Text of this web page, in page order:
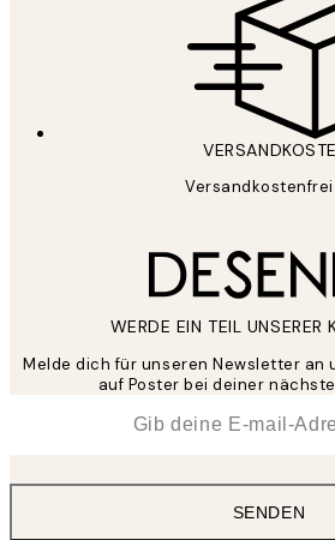
WERDE EIN TEIL UNSERER
Melde dich für unseren Newsletter an
auf Poster bei deiner
SENDEN